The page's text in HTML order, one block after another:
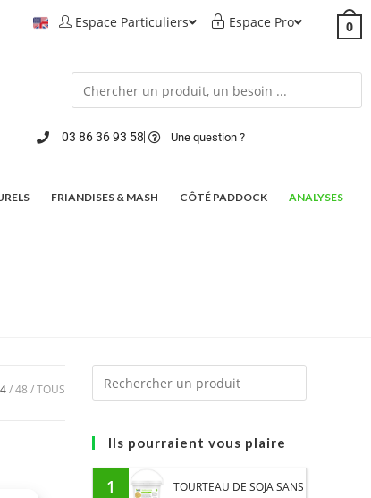
Espace Particuliers Espace Pro 0
03 86 36 93 58 Une question ?
FRIANDISES & MASH CÔTÉ PADDOCK ANALYSES
48 TOUS
Ils pourraient vous plaire
1 TOURTEAU DE SOJA SANS